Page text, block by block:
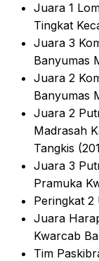
Juara 1
Tingkat
Juara 3
Banyumas
Juara 2
Banyumas
Juara 2
Madrasah
Tangkis
Juara 3
Pramuka
Peringkat 2
Juara
Kwarcab
Tim